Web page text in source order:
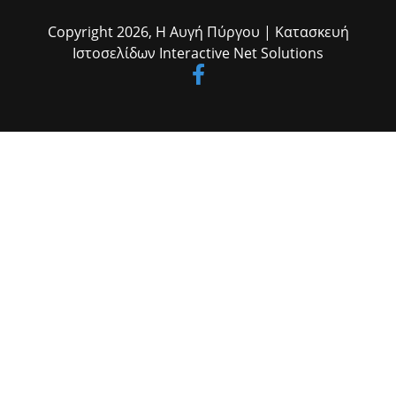
Μιλτ. Γεωργακόπουλος και Δημήτρης Μικέλης, ο εκπρόσωπος του
δημάρχου Πύργου Αντιδήμαρχος κ. Νώντας Κυριαζής, ο πρ. πρόεδρος
του Δικηγορικού Συλλόγου Ηλείας κ. Δημ. Δημητρουλόπουλος, η αρμόδια
αρχαιολόγος κ. Ζαχαρούλα Λεβεντούρη, αιρετοί, εκπρόσωποι φορέων και
Copyright 2026, Η Αυγή Πύργου | Κατασκευή
Ιστοσελίδων Interactive Net Solutions